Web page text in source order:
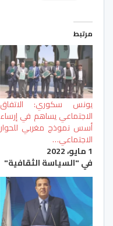
مرتبط
يونس سكوري: الاتفاق
الاجتماعي يساهم في إرساء
أسس نموذج مغربي للحوار
الاجتماعي…
1 مايو، 2022
في "السياسة الثقافية"